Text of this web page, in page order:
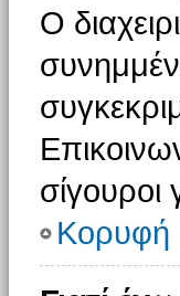
Ο
Κορυφή